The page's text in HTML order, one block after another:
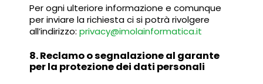
Per ogni ulteriore informazione e comunque
per inviare la richiesta ci si potrà rivolgere
all’indirizzo: privacy@imolainformatica.it
8. Reclamo o segnalazione al garante
per la protezione dei dati personali